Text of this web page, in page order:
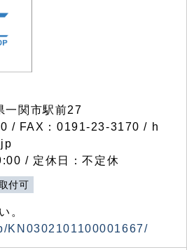
関市駅前27
/ FAX：0191-23-3170 / h
/ 定休日：不定休
付可
。
KN0302101100001667/